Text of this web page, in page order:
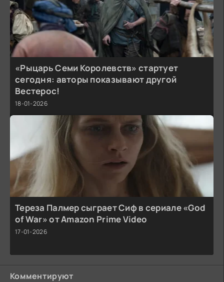
«Рыцарь Семи Королевств» стартует
сегодня: авторы показывают другой
Вестерос!
18-01-2026
Тереза Палмер сыграет Сиф в сериале «God
of War» от Amazon Prime Video
17-01-2026
Комментируют